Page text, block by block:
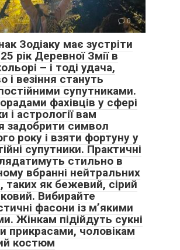
0
Зодіаку має зустріти
рік Деревної Змії в
– і тоді удача,
і везіння стануть
супутниками.
фахівців у сфері
і астрології вам
задобрити символ
року і взяти фортуну у
супутники. Практичні
стильно в
вбранні нейтральних
таких як бежевий, сірий
Вибирайте
фасони із м’якими
Жінкам підійдуть сукні
прикрасами, чоловікам
костюм